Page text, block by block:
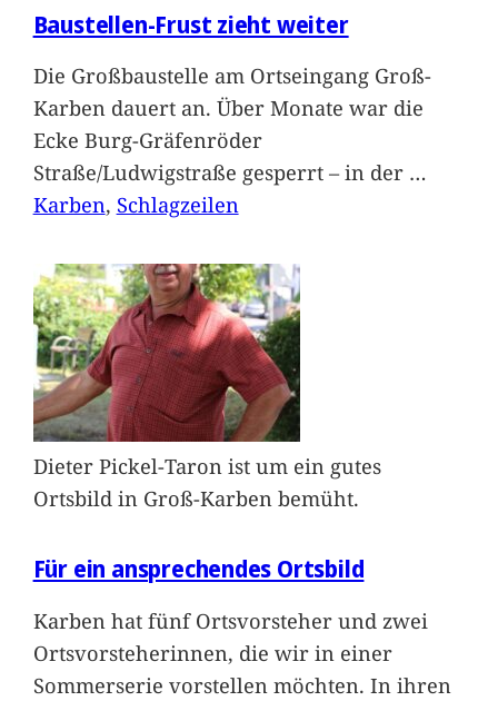
Baustellen-Frust zieht weiter
Die Großbaustelle am Ortseingang Groß-
Karben dauert an. Über Monate war die
Ecke Burg-Gräfenröder
Straße/Ludwigstraße gesperrt – in der …
Karben, Schlagzeilen
Dieter Pickel-Taron ist um ein gutes
Ortsbild in Groß-Karben bemüht.
Für ein ansprechendes Ortsbild
Karben hat fünf Ortsvorsteher und zwei
Ortsvorsteherinnen, die wir in einer
Sommerserie vorstellen möchten. In ihren